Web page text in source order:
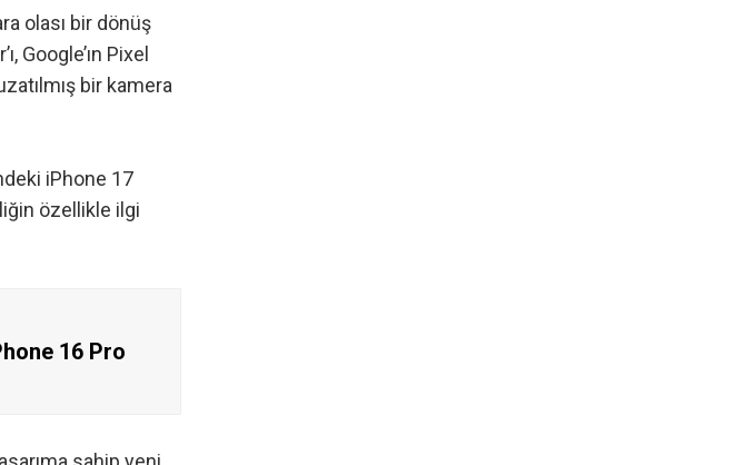
olası bir dönüş
, Google’ın Pixel
bir kamera
iPhone 17
özellikle ilgi
16 Pro